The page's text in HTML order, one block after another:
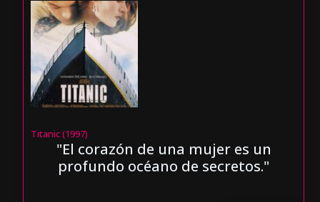
Titanic (1997)
"El corazón de una mujer es un
profundo océano de secretos."